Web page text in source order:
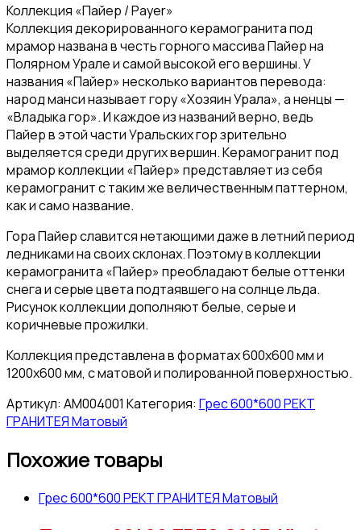
Коллекция «Пайер / Payer»
Коллекция декорированного керамогранита под
мрамор названа в честь горного массива Пайер на
Полярном Урале и самой высокой его вершины. У
названия «Пайер» несколько вариантов перевода:
народ манси называет гору «Хозяин Урала», а ненцы —
«Владыка гор». И каждое из названий верно, ведь
Пайер в этой части Уральских гор зрительно
выделяется среди других вершин. Керамогранит под
мрамор коллекции «Пайер» представляет из себя
керамогранит с таким же величественным паттерном,
как и само название.
Гора Пайер славится нетающими даже в летний период
ледниками на своих склонах. Поэтому в коллекции
керамогранита «Пайер» преобладают белые оттенки
снега и серые цвета подтаявшего на солнце льда.
Рисунок коллекции дополняют белые, серые и
коричневые прожилки.
Коллекция представлена в форматах 600х600 мм и
1200х600 мм, с матовой и полированной поверхностью.
Артикул: АМ004001 Категория: Грес 600*600 РЕКТ
ГРАНИТЕЯ Матовый
Похожие товары
Грес 600*600 РЕКТ ГРАНИТЕЯ Матовый